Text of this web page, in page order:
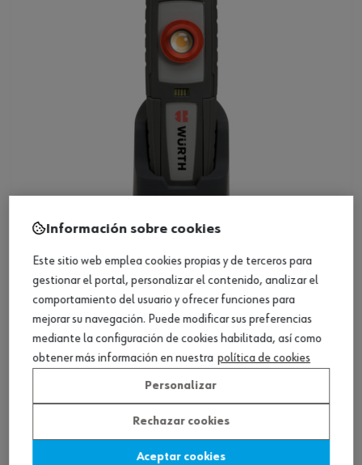
Lámpara portátil LED a batería DCM
Ver producto
Información sobre cookies
Este sitio web emplea cookies propias y de terceros para
gestionar el portal, personalizar el contenido, analizar el
comportamiento del usuario y ofrecer funciones para
mejorar su navegación. Puede modificar sus preferencias
mediante la configuración de cookies habilitada, así como
obtener más información en nuestra política de cookies
Personalizar
Rechazar cookies
Aceptar cookies